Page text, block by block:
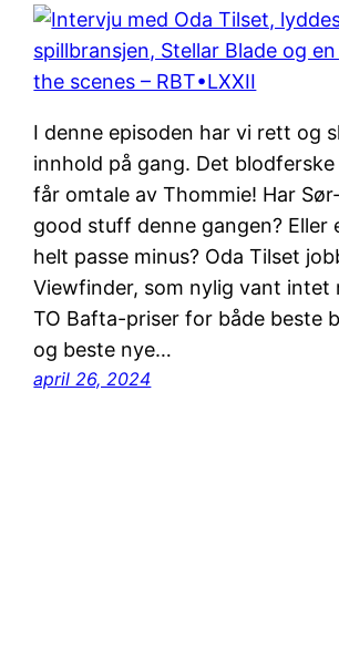
I denne episoden har vi rett og
innhold på gang. Det blodferske
får omtale av Thommie! Har
good stuff denne gangen? Eller
helt passe minus? Oda Tilset
Viewfinder, som nylig vant intet
TO Bafta-priser for både beste
og beste nye…
april 26, 2024